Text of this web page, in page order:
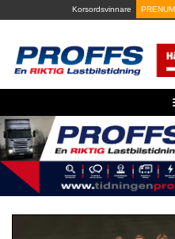
to
Korsordsvinnare